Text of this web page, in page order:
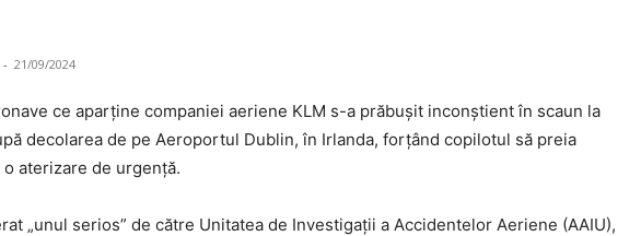
- 21/09/2024
ce aparține companiei aeriene KLM s-a prăbușit inconștient în scaun la
decolarea de pe Aeroportul Dublin, în Irlanda, forțând copilotul să preia
aterizare de urgență.
„unul serios” de către Unitatea de Investigații a Accidentelor Aeriene (AAIU),